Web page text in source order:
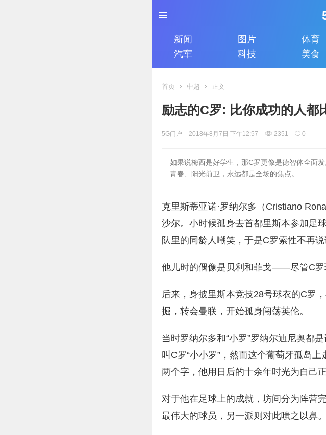
新闻 图片 体育
汽车
科技 美食
首页 中超 正文
励志的C罗: 比你成功的人都
5G门户 2018年8月7日 下午12:57 2351 0
如果说梅西是好学生，那C罗更像是德智体全面
青春、阳光前卫，永远都是全场的焦点。
克里斯蒂亚诺·罗纳尔多（Cristiano
沙尔。小时候孤身去首都里斯本参加足
队里的同龄人嘲笑，于是C罗索性不再说
他儿时的偶像是贝利和菲戈——尽管C罗
后来，身披里斯本竞技28号球衣的C罗
掘，转会曼联，开始孤身闯荡英伦。
当时罗纳尔多和“小罗”罗纳尔迪尼奥都
叫C罗“小小罗”，然而这个葡萄牙孤岛
两个字，他用日后的十余年时光为自己
对于他在足球上的成就，坊间分为阵营
最伟大的球员，另一派则对此嗤之以鼻。